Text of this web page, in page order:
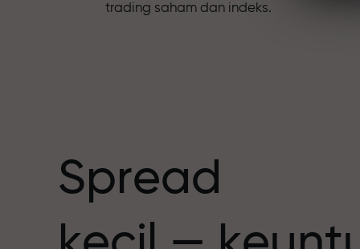
trading saham dan indeks.
nilai yang sama. Aleš Loprais
menghadirkan unsur-unsur kecepatan
Spread